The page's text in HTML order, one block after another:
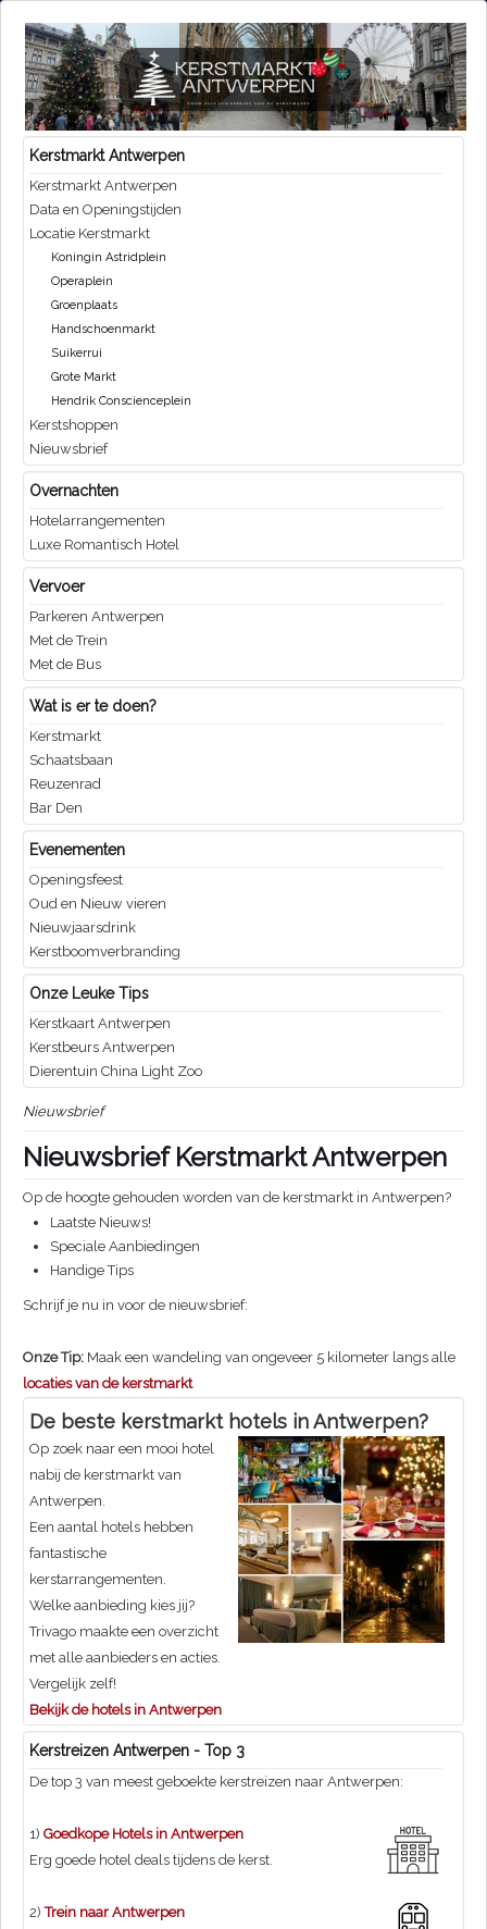
Kerstmarkt Antwerpen
Kerstmarkt Antwerpen
Data en Openingstijden
Locatie Kerstmarkt
Koningin Astridplein
Operaplein
Groenplaats
Handschoenmarkt
Suikerrui
Grote Markt
Hendrik Conscienceplein
Kerstshoppen
Nieuwsbrief
Overnachten
Hotelarrangementen
Luxe Romantisch Hotel
Vervoer
Parkeren Antwerpen
Met de Trein
Met de Bus
Wat is er te doen?
Kerstmarkt
Schaatsbaan
Reuzenrad
Bar Den
Evenementen
Openingsfeest
Oud en Nieuw vieren
Nieuwjaarsdrink
Kerstboomverbranding
Onze Leuke Tips
Kerstkaart Antwerpen
Kerstbeurs Antwerpen
Dierentuin China Light Zoo
Nieuwsbrief
Nieuwsbrief Kerstmarkt Antwerpen
Op de hoogte gehouden worden van de kerstmarkt in Antwerpen?
Laatste Nieuws!
Speciale Aanbiedingen
Handige Tips
Schrijf je nu in voor de nieuwsbrief:
Onze Tip: Maak een wandeling van ongeveer 5 kilometer langs alle
locaties van de kerstmarkt
De beste kerstmarkt hotels in Antwerpen?
Op zoek naar een mooi hotel
nabij de kerstmarkt van
Antwerpen.
Een aantal hotels hebben
fantastische
kerstarrangementen.
Welke aanbieding kies jij?
Trivago maakte een overzicht
met alle aanbieders en acties.
Vergelijk zelf!
Bekijk de hotels in Antwerpen
Kerstreizen Antwerpen - Top 3
De top 3 van meest geboekte kerstreizen naar Antwerpen:
1) Goedkope Hotels in Antwerpen
Erg goede hotel deals tijdens de kerst.
2)Trein naar Antwerpen